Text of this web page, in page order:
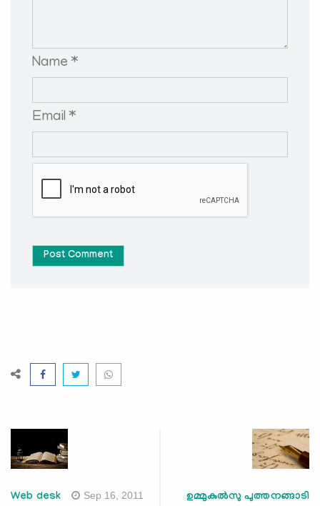
Name *
Email *
Post Comment
Web desk Sep 16, 2011 ഉമ്മുകുല്‍സു പുത്തനങ്ങാടി